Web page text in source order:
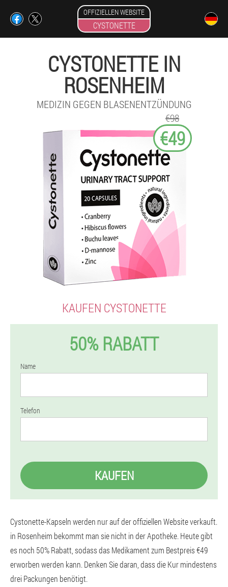
OFFIZIELLEN WEBSITE
CYSTONETTE
CYSTONETTE IN
ROSENHEIM
MEDIZIN GEGEN BLASENENTZÜNDUNG
€98
€49
KAUFEN CYSTONETTE
50% RABATT
Name
Telefon
KAUFEN
Cystonette-Kapseln werden nur auf der offiziellen Website verkauft.
in Rosenheim bekommt man sie nicht in der Apotheke. Heute gibt
es noch 50% Rabatt, sodass das Medikament zum Bestpreis €49
erworben werden kann. Denken Sie daran, dass die Kur mindestens
drei Packungen benötigt.